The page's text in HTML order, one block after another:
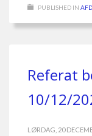
PUBLISHED IN
Referat
10/12/
LØRDAG, 20